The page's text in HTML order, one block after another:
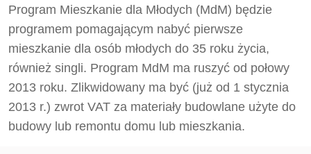
Program Mieszkanie dla Młodych (MdM) będzie
programem pomagającym nabyć pierwsze
mieszkanie dla osób młodych do 35 roku życia,
również singli. Program MdM ma ruszyć od połowy
2013 roku. Zlikwidowany ma być (już od 1 stycznia
2013 r.) zwrot VAT za materiały budowlane użyte do
budowy lub remontu domu lub mieszkania.